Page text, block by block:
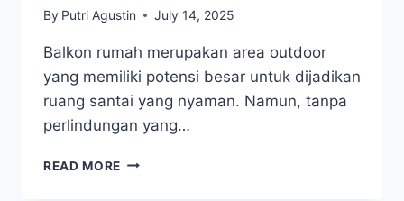
By Putri Agustin July 14, 2025
Balkon rumah merupakan area outdoor
yang memiliki potensi besar untuk dijadikan
ruang santai yang nyaman. Namun, tanpa
perlindungan yang…
READ MORE